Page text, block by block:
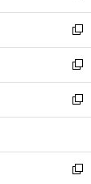
開
く
ウ
で
開
く
ン
ド
ウ
で
開
く
ウ
ィ
ン
ド
ウ
で
開
し
い
ウ
ィ
ン
ド
ウ
開
く
新
し
い
ウ
ィ
ン
ウ
で
新
し
い
ウ
ン
ド
新
し
ウ
ィ
新